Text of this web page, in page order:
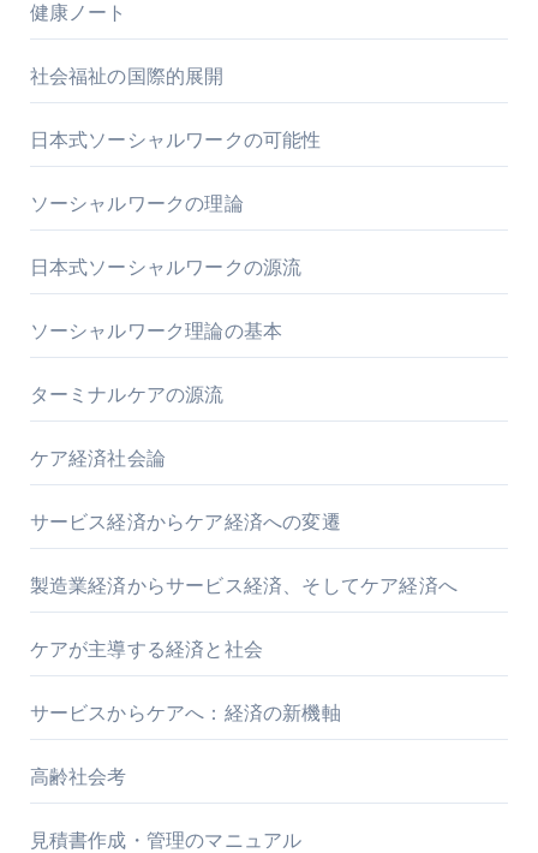
健康ノート
社会福祉の国際的展開
日本式ソーシャルワークの可能性
ソーシャルワークの理論
日本式ソーシャルワークの源流
ソーシャルワーク理論の基本
ターミナルケアの源流
ケア経済社会論
サービス経済からケア経済への変遷
製造業経済からサービス経済、そしてケア経済へ
ケアが主導する経済と社会
サービスからケアへ：経済の新機軸
高齢社会考
見積書作成・管理のマニュアル